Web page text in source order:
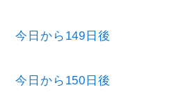
今日から149日後
今日から150日後